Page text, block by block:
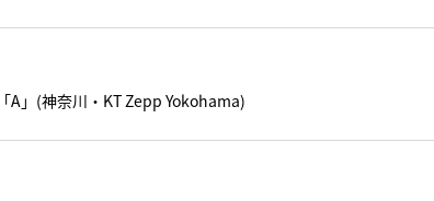
A」(神奈川・KT Zepp Yokohama)